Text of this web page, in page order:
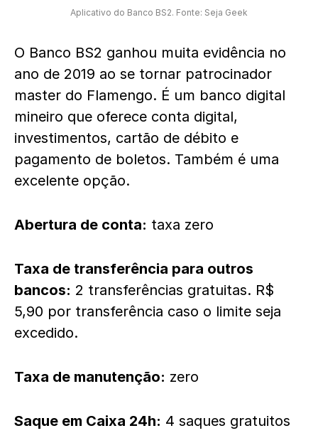
Aplicativo do Banco BS2. Fonte: Seja Geek
O Banco BS2 ganhou muita evidência no
ano de 2019 ao se tornar patrocinador
master do Flamengo. É um banco digital
mineiro que oferece conta digital,
investimentos, cartão de débito e
pagamento de boletos. Também é uma
excelente opção.
Abertura de conta: taxa zero
Taxa de transferência para outros
bancos: 2 transferências gratuitas. R$
5,90 por transferência caso o limite seja
excedido.
Taxa de manutenção: zero
Saque em Caixa 24h: 4 saques gratuitos